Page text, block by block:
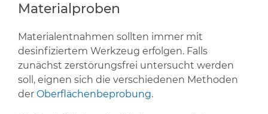
Materialproben
Materialentnahmen sollten immer mit
desinfiziertem Werkzeug erfolgen. Falls
zunächst zerstörungsfrei untersucht werden
soll, eignen sich die verschiedenen Methoden
der Oberflächenbeprobung.